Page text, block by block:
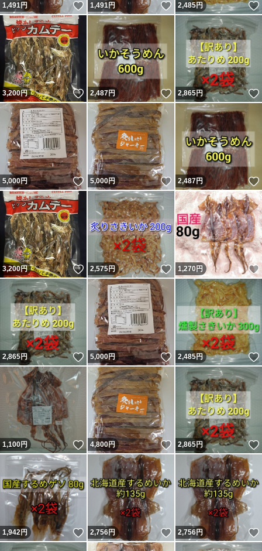
1,491円 いいね！
1,491円 いいね！
2,485円
3,200円 いいね！
2,487円 いいね！
2,865円
5,000円 いいね！
5,000円 いいね！
2,487円
3,200円 いいね！
2,575円 いいね！
1,270円
2,865円 いいね！
5,000円 いいね！
2,485円
1,100円 いいね！
4,800円 いいね！
2,865円
1,942円 いいね！
2,756円 いいね！
2,756円